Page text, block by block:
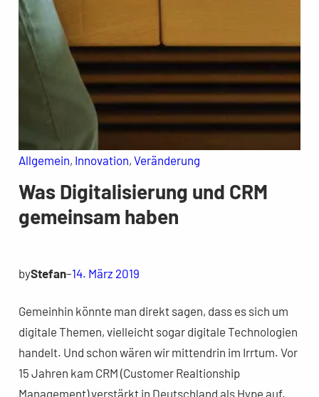
Allgemein, Innovation, Veränderung
Was Digitalisierung und CRM
gemeinsam haben
byStefan–14. März 2019
Gemeinhin könnte man direkt sagen, dass es sich um
digitale Themen, vielleicht sogar digitale Technologien
handelt. Und schon wären wir mittendrin im Irrtum. Vor
15 Jahren kam CRM (Customer Realtionship
Management) verstärkt in Deutschland als Hype auf.